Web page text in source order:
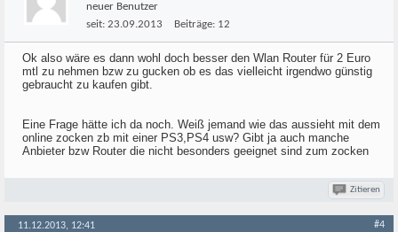
neuer Benutzer
seit: 23.09.2013 Beiträge: 12
Ok also wäre es dann wohl doch besser den Wlan Router für 2 Euro
mtl zu nehmen bzw zu gucken ob es das vielleicht irgendwo günstig
gebraucht zu kaufen gibt.
Eine Frage hätte ich da noch. Weiß jemand wie das aussieht mit dem
online zocken zb mit einer PS3,PS4 usw? Gibt ja auch manche
Anbieter bzw Router die nicht besonders geeignet sind zum zocken
Zitieren
11.12.2013, 12:41 #4